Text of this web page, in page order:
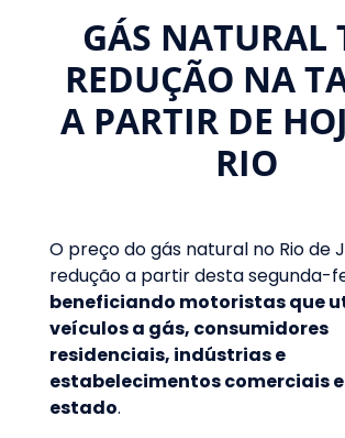
GÁS NATURAL
REDUÇÃO NA
A PARTIR DE
RIO
O preço do gás natural no Rio de
redução a partir desta segunda-
beneficiando motoristas que
veículos a gás, consumidores
residenciais, indústrias e
estabelecimentos comerciais
estado.